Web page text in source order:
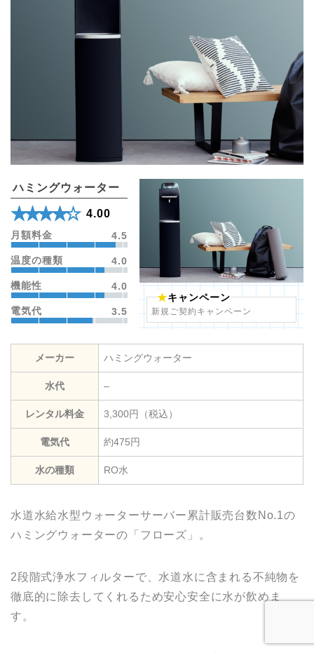
ハミングウォーター
★★★★★
☆☆☆☆☆ 4.00
月額料金 4.5
温度の種類 4.0
機能性 4.0
電気代 3.5
キャンペーン
新規ご契約キャンペーン
メーカー ハミングウォーター
水代 –
レンタル料金 3,300円（税込）
電気代 約475円
水の種類 RO水
水道水給水型ウォーターサーバー累計販売台数No.1の
ハミングウォーターの「フローズ」。
2段階式浄水フィルターで、水道水に含まれる不純物を
徹底的に除去してくれるため安心安全に水が飲めま
す。